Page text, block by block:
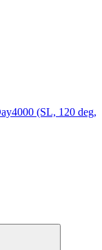
(SL, 120 deg,